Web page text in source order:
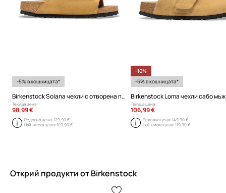
-5% в кошницата*
Birkenstock Solana чехли с отворена пета мъжки от кожа
Текуща цена:
98,99 €
Редовна цена:129,90 €
Най-ниска цена:109,90 €
-10%
-5% в кошницата*
Текуща цена:
106,99 €
Редовна цена: 149,90 €
Най-ниска цена: 119,90 €
Открий продукти от Birkenstock